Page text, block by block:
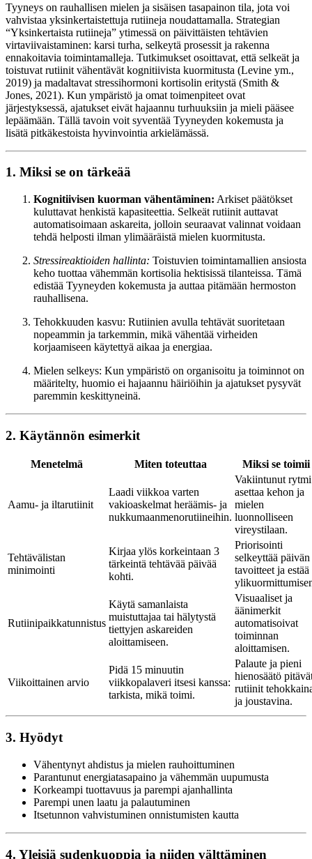
Tyyneys on rauhallisen mielen ja sisäisen tasapainon tila, jota voi
vahvistaa yksinkertaistettuja rutiineja noudattamalla. Strategian
“Yksinkertaista rutiineja” ytimessä on päivittäisten tehtävien
virtaviivaistaminen: karsi turha, selkeytä prosessit ja rakenna
ennakoitavia toimintamalleja. Tutkimukset osoittavat, että selkeät ja
toistuvat rutiinit vähentävät kognitiivista kuormitusta (Levine ym.,
2019) ja madaltavat stressihormoni kortisolin eritystä (Smith &
Jones, 2021). Kun ympäristö ja omat toimenpiteet ovat
järjestyksessä, ajatukset eivät hajaannu turhuuksiin ja mieli pääsee
lepäämään. Tällä tavoin voit syventää Tyyneyden kokemusta ja
lisätä pitkäkestoista hyvinvointia arkielämässä.
1. Miksi se on tärkeää
Kognitiivisen kuorman vähentäminen: Arkiset päätökset
kuluttavat henkistä kapasiteettia. Selkeät rutiinit auttavat
automatisoimaan askareita, jolloin seuraavat valinnat voidaan
tehdä helposti ilman ylimääräistä mielen kuormitusta.
Stressireaktioiden hallinta: Toistuvien toimintamallien ansiosta
keho tuottaa vähemmän kortisolia hektisissä tilanteissa. Tämä
edistää Tyyneyden kokemusta ja auttaa pitämään hermoston
rauhallisena.
Tehokkuuden kasvu: Rutiinien avulla tehtävät suoritetaan
nopeammin ja tarkemmin, mikä vähentää virheiden
korjaamiseen käytettyä aikaa ja energiaa.
Mielen selkeys: Kun ympäristö on organisoitu ja toiminnot on
määritelty, huomio ei hajaannu häiriöihin ja ajatukset pysyvät
paremmin keskittyneinä.
2. Käytännön esimerkit
Menetelmä Miten toteuttaa Miksi se toimii
Aamu- ja iltarutiinit
Laadi viikkoa varten
vakioaskelmat heräämis- ja
nukkumaanmenorutiineihin.
Vakiintunut rytmi
asettaa kehon ja
mielen
luonnolliseen
vireystilaan.
Tehtävälistan
minimointi
Kirjaa ylös korkeintaan 3
tärkeintä tehtävää päivää
kohti.
Priorisointi
selkeyttää päivän
tavoitteet ja estää
Rutiinipaikkatunnistus
Käytä samanlaista
muistuttajaa tai hälytystä
tiettyjen askareiden
aloittamiseen.
Visuaaliset ja
äänimerkit
automatisoivat
toiminnan
aloittamisen.
Viikoittainen arvio
Pidä 15 minuutin
viikkopalaveri itsesi kanssa:
tarkista, mikä toimi.
Palaute ja pieni
hienosäätö
rutiinit
ja joustavina.
3. Hyödyt
Vähentynyt ahdistus ja mielen rauhoittuminen
Parantunut energiatasapaino ja vähemmän uupumusta
Korkeampi tuottavuus ja parempi ajanhallinta
Parempi unen laatu ja palautuminen
Itsetunnon vahvistuminen onnistumisten kautta
4. Yleisiä sudenkuoppia ja niiden välttäminen